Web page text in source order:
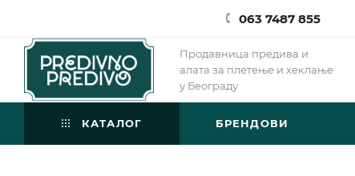
063 7487 855
Продавница предива и
алата за плетење и хеклање
у Београду
КАТАЛОГ БРЕНДОВИ